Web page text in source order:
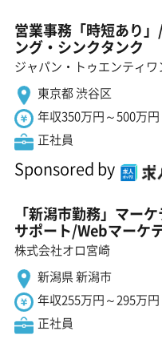
営業事務「時短あり
ング・シンクタンク
ジャパン・トゥエンティワ
東京都 渋谷区
年収350万円～500万円
正社員
Sponsored by
「新潟市勤務」マー
サポート/Webマーケ
株式会社オロ宮崎
新潟県 新潟市
年収255万円～295万円
正社員